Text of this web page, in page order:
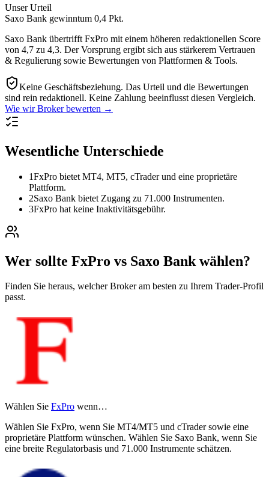
Unser Urteil
Saxo Bank gewinntum 0,4 Pkt.
Saxo Bank übertrifft FxPro mit einem höheren redaktionellen Score
von 4,7 zu 4,3. Der Vorsprung ergibt sich aus stärkerem Vertrauen
& Regulierung sowie Bewertungen von Plattformen & Tools.
Keine Geschäftsbeziehung. Das Urteil und die Bewertungen
sind rein redaktionell. Keine Zahlung beeinflusst diesen Vergleich.
Wie wir Broker bewerten →
Wesentliche Unterschiede
1FxPro bietet MT4, MT5, cTrader und eine proprietäre
Plattform.
2Saxo Bank bietet Zugang zu 71.000 Instrumenten.
3FxPro hat keine Inaktivitätsgebühr.
Wer sollte FxPro vs Saxo Bank wählen?
Finden Sie heraus, welcher Broker am besten zu Ihrem Trader-Profil
passt.
Wählen Sie FxPro wenn…
Wählen Sie FxPro, wenn Sie MT4/MT5 und cTrader sowie eine
proprietäre Plattform wünschen. Wählen Sie Saxo Bank, wenn Sie
eine breite Regulatorbasis und 71.000 Instrumente schätzen.